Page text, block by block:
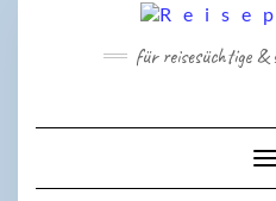
für reisesüchtige